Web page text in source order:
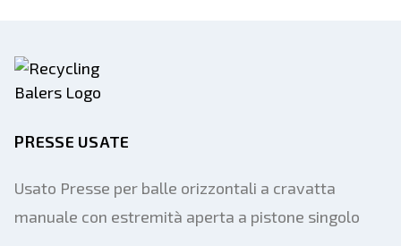
PRESSE USATE
Usato Presse per balle orizzontali a cravatta
manuale con estremità aperta a pistone singolo